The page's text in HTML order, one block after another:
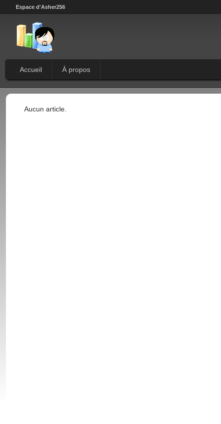
Espace d'Asher256
Accueil À propos
Aucun article.